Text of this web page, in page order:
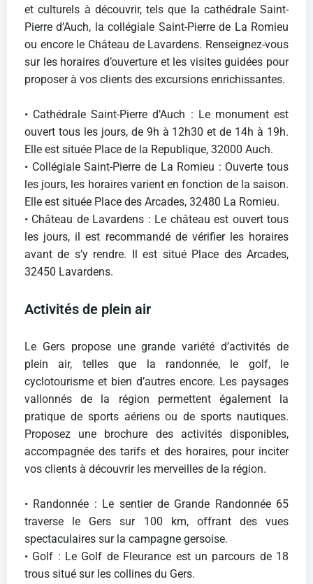
et culturels à découvrir, tels que la cathédrale Saint-
Pierre d’Auch, la collégiale Saint-Pierre de La Romieu
ou encore le Château de Lavardens. Renseignez-vous
sur les horaires d’ouverture et les visites guidées pour
proposer à vos clients des excursions enrichissantes.
• Cathédrale Saint-Pierre d’Auch : Le monument est
ouvert tous les jours, de 9h à 12h30 et de 14h à 19h.
Elle est située Place de la Republique, 32000 Auch.
• Collégiale Saint-Pierre de La Romieu : Ouverte tous
les jours, les horaires varient en fonction de la saison.
Elle est située Place des Arcades, 32480 La Romieu.
• Château de Lavardens : Le château est ouvert tous
les jours, il est recommandé de vérifier les horaires
avant de s’y rendre. Il est situé Place des Arcades,
32450 Lavardens.
Activités de plein air
Le Gers propose une grande variété d’activités de
plein air, telles que la randonnée, le golf, le
cyclotourisme et bien d’autres encore. Les paysages
vallonnés de la région permettent également la
pratique de sports aériens ou de sports nautiques.
Proposez une brochure des activités disponibles,
accompagnée des tarifs et des horaires, pour inciter
vos clients à découvrir les merveilles de la région.
• Randonnée : Le sentier de Grande Randonnée 65
traverse le Gers sur 100 km, offrant des vues
spectaculaires sur la campagne gersoise.
• Golf : Le Golf de Fleurance est un parcours de 18
trous situé sur les collines du Gers.